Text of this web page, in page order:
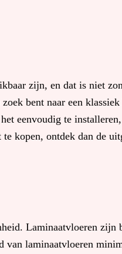
zijn, en dat is niet
bent naar een
eenvoudig te
kopen, ontdek dan de
Laminaatvloeren
van laminaatvloeren